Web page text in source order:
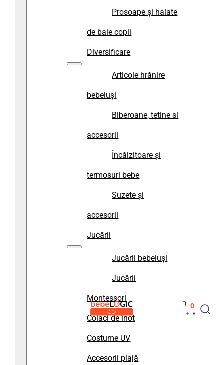
Prosoape și halate
de baie copii
Diversificare
Articole hrănire
bebeluși
Biberoane, tetine si
accesorii
Încălzitoare și
termosuri bebe
Suzete și
accesorii
Jucării
Jucării bebeluși
Jucării
Montessori
Colaci de înot
Costume UV
Accesorii plajă
0